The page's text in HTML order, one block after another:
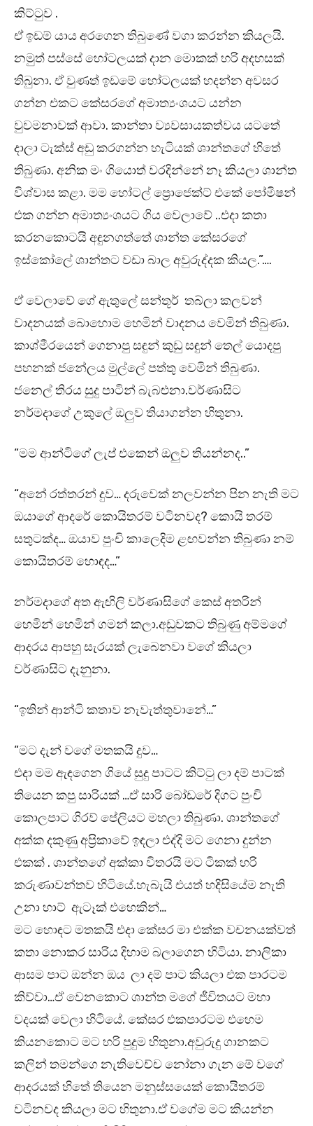
කිට්ටුව .
ඒ ඉඩම් යාය අරගෙන තිබුණේ වගා කරන්න කියලයි.
නමුත් පස්සේ හෝටලයක් දාන මොකක් හරි අදහසක්
තිබුනා. ඒ වුණත් ඉඩමේ හෝටලයක් හදන්න අවසර
ගන්න එකට කේසරගේ අමාත්‍යංශයට යන්න
වුවමනාවක් ආවා. කාන්තා ව්‍යවසායකත්වය යටතේ
දාලා ටැක්ස් අඩු කරගන්න හැටියක් ශාන්තගේ හිතේ
තිබුණා. අනික මං ගියොත් වරදින්නේ නෑ කියලා ශාන්ත
විශ්වාස කළා. මම හෝටල් ප්‍රොජෙක්ට් එකේ පෝමිෂන්
එක ගන්න අමාත්‍යංශයට ගිය වෙලාවේ ..එදා කතා
කරනකොටයි අඳුනගත්තේ ශාන්ත කේසරගේ
ඉස්කෝලේ ශාන්තට වඩා බාල අවුරුද්දක කියල.”….
ඒ වෙලාවේ ගේ ඇතුලේ සන්තූර් තබ්ලා කලවන්
වාදනයක් බොහොම හෙමින් වාදනය වෙමින් තිබුණා.
කාශ්මීරයෙන් ගෙනාපු සඳුන් කුඩු සඳුන් තෙල් යොදපු
පහනක් ජනේලය මුල්ලේ පත්තු වෙමින් තිබුණා.
ජනෙල් තිරය සුදු පාටින් බැබළුනා.වර්ණාසිට
නර්මදාගේ උකුලේ ඔලුව තියාගන්න හිතුනා.
“මම ආන්ටිගේ ලැප් එකෙන් ඔලුව තියන්නද..”
“අනේ රත්තරන් දුව… දරුවෙක් නලවන්න පින නැති මට
ඔයාගේ ආදරේ කොයිතරම් වටිනවද? කොයි තරම්
සතුටක්ද… ඔයාව පුංචි කාලෙදිම ළඟවන්න තිබුණා නම්
කොයිතරම් හොඳද…”
නර්මදාගේ අත ඇඟිලි වර්ණාසිගේ කෙස් අතරින්
හෙමින් හෙමින් ගමන් කලා.අඩුවකට තිබුණු අම්මගේ
ආදරය ආපහු සැරයක් ලැබෙනවා වගේ කියලා
වර්ණාසිට දැනුනා.
“ඉතින් ආන්ටි කතාව නැවැත්තුවානේ…”
“මට දැන් වගේ මතකයි දුව…
එදා මම ඇඳගෙන ගියේ සුදු පාටට කිට්ටු ලා දම් පාටක්
තියෙන කපු සාරියක් …ඒ සාරි බෝඩරේ දිගට පුංචි
කොලපාට ගිරව් පේලියට මහලා තිබුණා. ශාන්තගේ
අක්ක දකුණු අප්‍රිකාවේ ඉඳලා එද්දි මට ගෙනා දුන්න
එකක් . ශාන්තගේ අක්කා විතරයි මට ටිකක් හරි
කරුණාවන්තව හිටියේ.හැබැයි එයත් හදිසියේම නැති
උනා හාට් ඇටෑක් එහෙකින්…
මට හොඳට මතකයි එදා කේසර මා එක්ක වචනයක්වත්
කතා නොකර සාරිය දිහාම බලාගෙන හිටියා. නාලිකා
ආසම පාට ඔන්න ඔය ලා දම් පාට කියලා එක පාරටම
කිව්වා…ඒ වෙනකොට ශාන්ත මගේ ජීවිතයට මහා
වදයක් වෙලා හිටියේ. කේසර එකපාරටම එහෙම
කියනකොට මට හරි පුදුම හිතුනා.අවුරුදු ගානකට
කලින් තමන්ගෙ නැතිවෙච්ච නෝනා ගැන මේ වගේ
ආදරයක් හිතේ තියෙන මනුස්සයෙක් කොයිතරම්
වටිනවද කියලා මට හිතුනා.ඒ වගේම මට කියන්න